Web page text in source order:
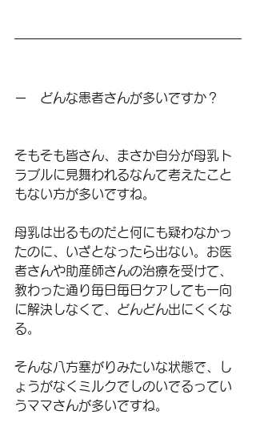
ー　どんな患者さんが多いですか？
そもそも皆さん、まさか自分が母乳ト
ラブルに見舞われるなんて考えたこと
もない方が多いですね。
母乳は出るものだと何にも疑わなかっ
たのに、いざとなったら出ない。お医
者さんや助産師さんの治療を受けて、
教わった通り毎日毎日ケアしても一向
に解決しなくて、どんどん出にくくな
る。
そんな八方塞がりみたいな状態で、し
ょうがなくミルクでしのいでるってい
うママさんが多いですね。